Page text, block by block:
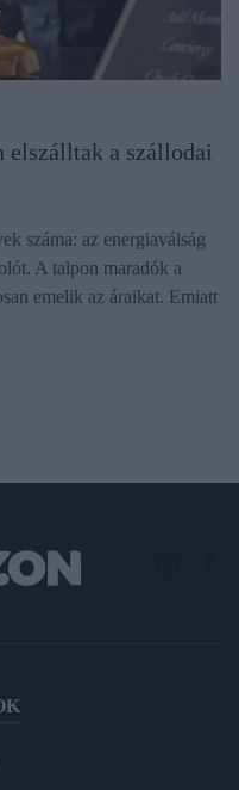
elszálltak a szállodai
száma: az energiaválság
A talpon maradók a
emelik az áraikat. Emiatt